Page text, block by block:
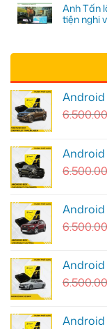
Anh Tấn
tiện nghi
Android
Android
Android
Android